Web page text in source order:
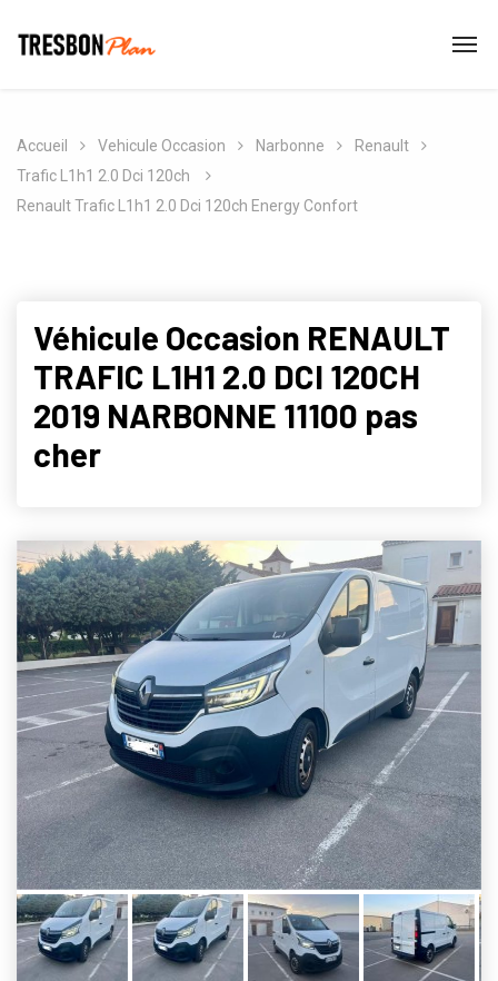
Accueil Vehicule Occasion Narbonne
Renault
Trafic L1h1 2.0 Dci 120ch
Renault Trafic L1h1 2.0 Dci 120ch Energy Confort
Véhicule Occasion RENAULT
TRAFIC L1H1 2.0 DCI 120CH
2019 NARBONNE 11100 pas
cher